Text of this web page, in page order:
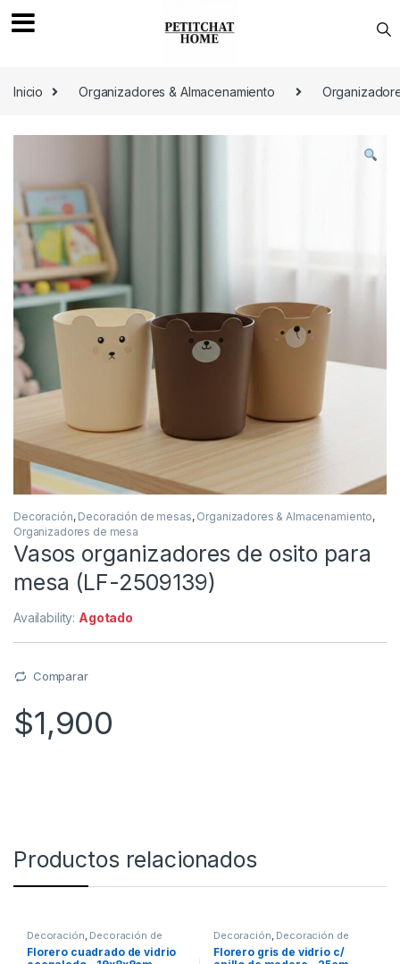
Inicio
Organizadores & Almacenamiento
Decoración, Decoración de mesas, Organizadores & Almacenamiento,
Organizadores de mesa
Vasos organizadores de osito para
mesa (LF-2509139)
Availability: Agotado
Comparar
$1,900
Productos relacionados
Decoración, Decoración de
mesas
Florero cuadrado de vidrio
Decoración, Decoración de
mesas
Florero gris de vidrio c/